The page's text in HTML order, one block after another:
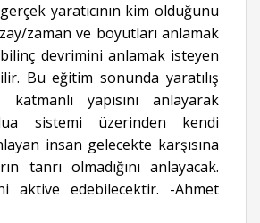
yaratıcının kim olduğunu
zaman ve boyutları anlamak
devrimini anlamak isteyen
Bu eğitim sonunda yaratılış
katmanlı yapısını anlayarak
sistemi üzerinden kendi
insan gelecekte karşısına
tanrı olmadığını anlayacak.
aktive edebilecektir. -Ahmet